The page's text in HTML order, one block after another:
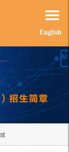
English